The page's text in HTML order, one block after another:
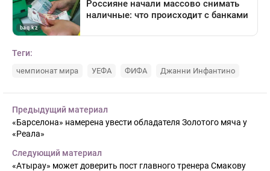
Теги:
чемпионат мира УЕФА ФИФА Джанни Инфантино
Предыдущий материал
«Барселона» намерена увести обладателя Золотого мяча у
«Реала»
Следующий материал
«Атырау» может доверить пост главного тренера Смакову